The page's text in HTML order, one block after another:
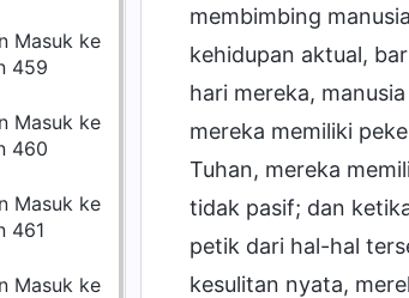
Masuk ke
459
Masuk ke
460
Masuk ke
461
Masuk ke
membimbing
kehidupan aktual,
hari mereka,
mereka memiliki
Tuhan, mereka
tidak pasif; dan
petik dari hal-hal
kesulitan nyata,